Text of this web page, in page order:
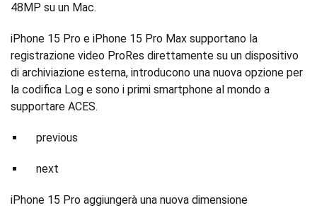
48MP su un Mac.
iPhone 15 Pro e iPhone 15 Pro Max supportano la
registrazione video ProRes direttamente su un dispositivo
di archiviazione esterna, introducono una nuova opzione per
la codifica Log e sono i primi smartphone al mondo a
supportare ACES.
previous
next
iPhone 15 Pro aggiungerà una nuova dimensione